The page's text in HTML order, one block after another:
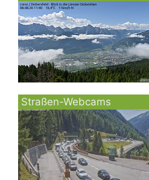
Straßen-Webcams